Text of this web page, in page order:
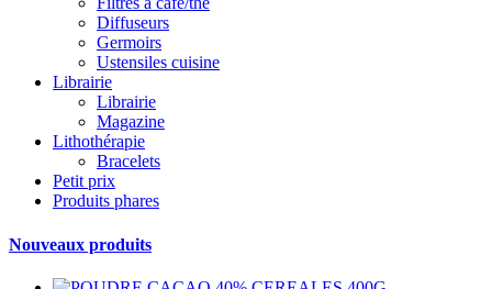
Diffuseurs
Germoirs
Ustensiles cuisine
Librairie
Librairie
Magazine
Lithothérapie
Bracelets
Petit prix
Produits phares
Nouveaux produits